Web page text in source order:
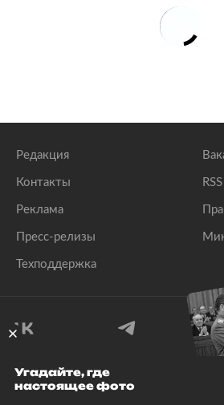
Редакция
Контакты
Реклама
Пресс-релизы
Техподдержка
RSS
© 1999–2026 Все права
Угадайте, где
настоящее фото